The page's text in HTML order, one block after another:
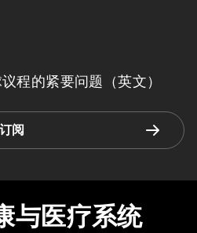
程的紧要问题（英文）
阅
与医疗系统